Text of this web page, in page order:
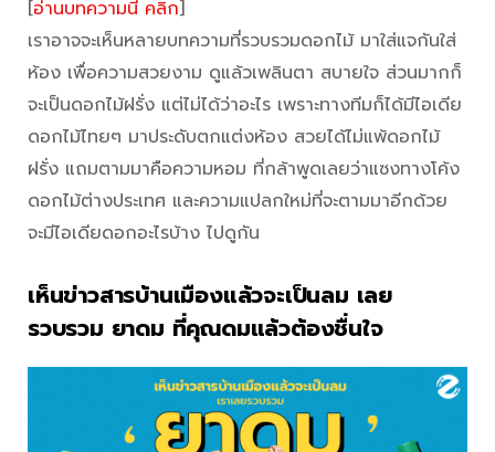
[อ่านบทความนี้ คลิก]
เราอาจจะเห็นหลายบทความที่รวบรวมดอกไม้ มาใส่แจกันใส่
ห้อง เพื่อความสวยงาม ดูแล้วเพลินตา สบายใจ ส่วนมากก็
จะเป็นดอกไม้ฝรั่ง แต่ไม่ได้ว่าอะไร เพราะทางทีมก็ได้มีไอเดีย
ดอกไม้ไทยๆ มาประดับตกแต่งห้อง สวยได้ไม่แพ้ดอกไม้
ฝรั่ง แถมตามมาคือความหอม ที่กล้าพูดเลยว่าแซงทางโค้ง
ดอกไม้ต่างประเทศ และความแปลกใหม่ที่จะตามมาอีกด้วย
จะมีไอเดียดอกอะไรบ้าง ไปดูกัน
เห็นข่าวสารบ้านเมืองแล้วจะเป็นลม เลย
รวบรวม ยาดม ที่คุณดมแล้วต้องชื่นใจ